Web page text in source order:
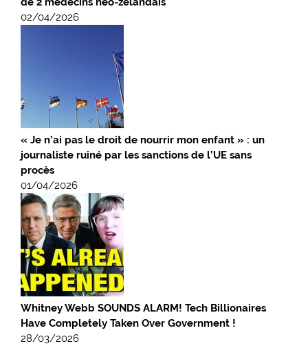
02/04/2026
« Je n’ai pas le droit de nourrir mon enfant » : un
journaliste ruiné par les sanctions de l’UE sans
procès
01/04/2026
Whitney Webb SOUNDS ALARM! Tech Billionaires
Have Completely Taken Over Government !
28/03/2026